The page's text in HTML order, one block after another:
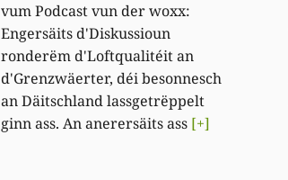
vum Podcast vun der woxx:
Engersäits d'Diskussioun
ronderëm d'Loftqualitéit an
d'Grenzwäerter, déi besonnesch
an Däitschland lassgetrëppelt
ginn ass. An anerersäits ass [+]